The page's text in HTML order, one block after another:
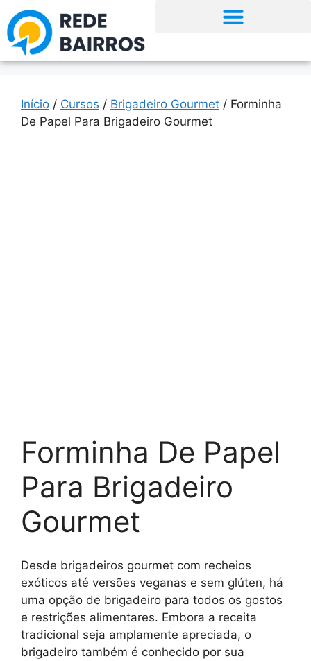
Início / Cursos / Brigadeiro Gourmet / Forminha
De Papel Para Brigadeiro Gourmet
Forminha De Papel
Para Brigadeiro
Gourmet
Desde brigadeiros gourmet com recheios
exóticos até versões veganas e sem glúten, há
uma opção de brigadeiro para todos os gostos
e restrições alimentares. Embora a receita
tradicional seja amplamente apreciada, o
brigadeiro também é conhecido por sua